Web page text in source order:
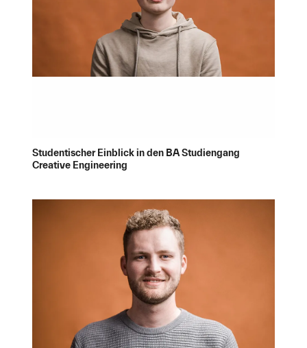
Studentischer Einblick in den BA Studiengang
Creative Engineering